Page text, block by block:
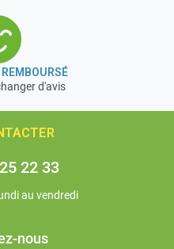
d'avis
22 33
au vendredi
nous